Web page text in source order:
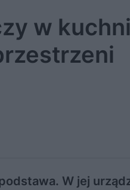
w
W jej